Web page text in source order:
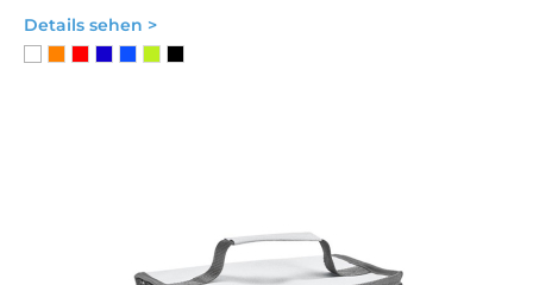
Details sehen >